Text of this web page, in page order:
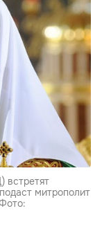
встретят
митрополит